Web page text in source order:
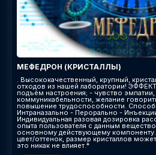
МЕФЕДРОН (КРИСТАЛЛЫ)
. Высококачественный, крупный,
отходов из нашей лаборатории!
подъём настроения; - чувство
коммуникабельности, желание
повышение трудоспособности.
Интраназально - Перорально -
Индивидуальная разовая дозировка
опыта пользователя с данным
основному действующему
цвет/оттенок, размер кристаллов
это никак не влияет.*